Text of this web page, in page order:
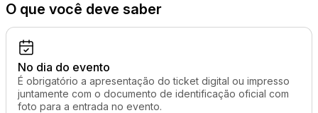
O que você deve saber
No dia do evento
É obrigatório a apresentação do ticket digital ou impresso
juntamente com o documento de identificação oficial com
foto para a entrada no evento.